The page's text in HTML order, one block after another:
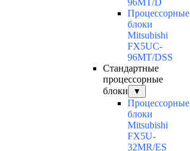
96MT/D
Процессорные
блоки
Mitsubishi
FX5UC-
96MT/DSS
Стандартные
процессорные
блоки
▼
Процессорные
блоки
Mitsubishi
FX5U-
32MR/ES